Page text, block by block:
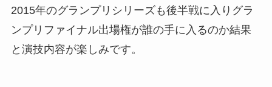
2015年のグランプリシリーズも後半戦に入りグラ
ンプリファイナル出場権が誰の手に入るのか結果
と演技内容が楽しみです。